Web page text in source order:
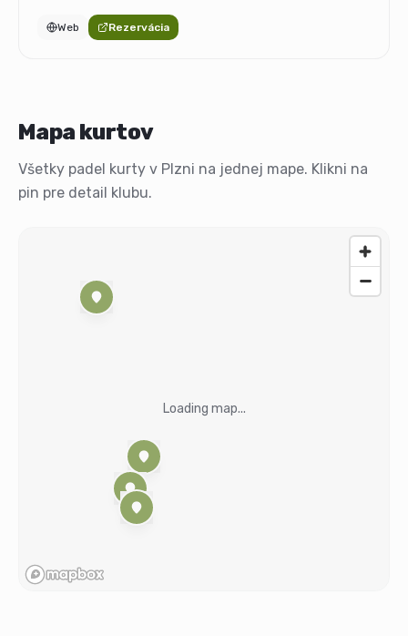
Web Rezervácia
Mapa kurtov
Všetky padel kurty v Plzni na jednej mape. Klikni na
pin pre detail klubu.
Loading map...